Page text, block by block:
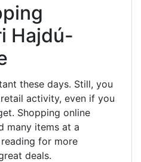
Hajdú-
these days. Still, you
activity, even if you
Shopping online
many items at a
for more
deals.